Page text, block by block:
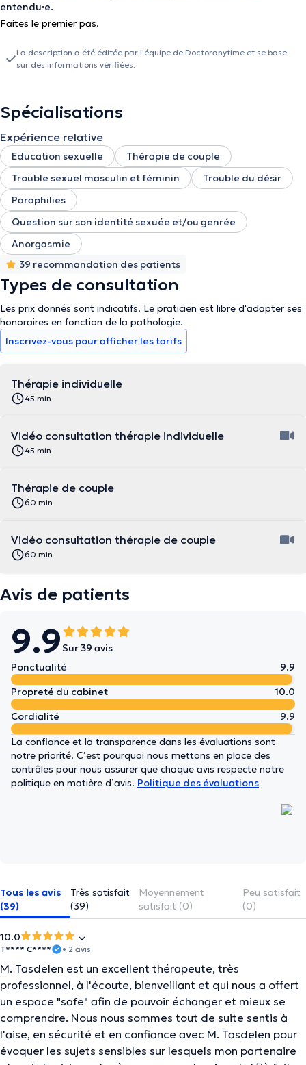
entendu·e.
Faites le premier pas.
La description a été éditée par l'équipe de Doctoranytime et se base
sur des informations vérifiées.
Spécialisations
Expérience relative
Education sexuelle
Thérapie de couple
Trouble sexuel masculin et féminin
Trouble du désir
Paraphilies
Question sur son identité sexuée et/ou genrée
Anorgasmie
39 recommandation des patients
Types de consultation
Les prix donnés sont indicatifs. Le praticien est libre d'adapter ses
honoraires en fonction de la pathologie.
Inscrivez-vous pour afficher les tarifs
Thérapie individuelle
45 min
Vidéo consultation thérapie individuelle
45 min
Thérapie de couple
60 min
Vidéo consultation thérapie de couple
60 min
Avis de patients
9.9 Sur 39 avis
Ponctualité
9.9
Propreté du cabinet
10.0
Cordialité
9.9
La confiance et la transparence dans les évaluations sont
notre priorité. C’est pourquoi nous mettons en place des
contrôles pour nous assurer que chaque avis respecte notre
politique en matière d’avis. Politique des évaluations
Tous les avis
(39)
Très satisfait
(39)
Moyennement
satisfait (0)
Peu satisfait
(0)
10.0
T**** C**** • 2 avis
M. Tasdelen est un excellent thérapeute, très
professionnel, à l'écoute, bienveillant et qui nous a offert
un espace "safe" afin de pouvoir échanger et mieux se
comprendre. Nous nous sommes tout de suite sentis à
l'aise, en sécurité et en confiance avec M. Tasdelen pour
évoquer les sujets sensibles sur lesquels mon partenaire